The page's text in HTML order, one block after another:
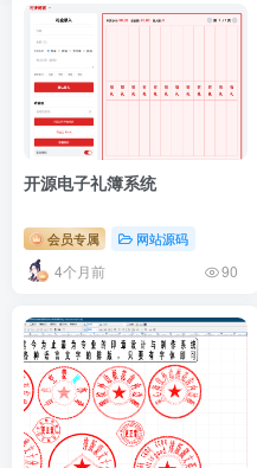
开源电子礼簿系统
会员专属 网站源码
4个月前 90